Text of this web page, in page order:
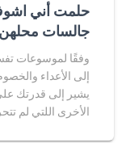
حلمت أني اشوف
جالسات
وفقًا لموسوعات
إلى الأعداء
يشير إلى قدرتك على
الأخرى اللتي لم